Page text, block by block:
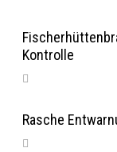
Kontrolle
Rasche